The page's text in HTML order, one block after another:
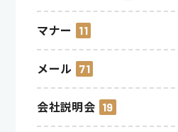
マナー 11
メール 71
会社説明会 19